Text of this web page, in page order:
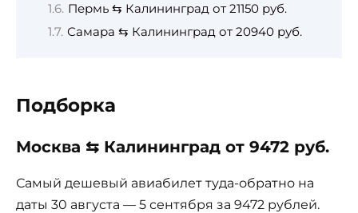
Пермь ⇆ Калининград от 21150 руб.
Самара ⇆ Калининград от 20940 руб.
Подборка
Москва ⇆ Калининград от 9472 руб.
Самый дешевый авиабилет туда-обратно на
даты 30 августа — 5 сентября за 9472 рублей.